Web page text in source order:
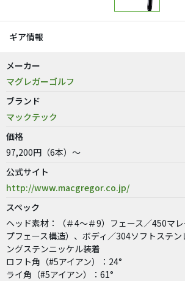
ギア情報
メーカー
マグレガーゴルフ
ブランド
マックテック
価格
97,200円（6本）～
公式サイト
http://www.macgregor.co.jp/
スペック
ヘッド素材：（＃4〜＃9）フェース／450マ
プフェース構造）、ボディ／304ソフトステ
ングステンニッケル装着
ロフト角（#5アイアン）：24°
ライ角（#5アイアン）：61°